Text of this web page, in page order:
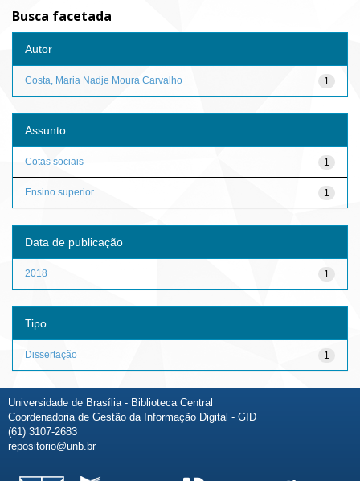
Busca facetada
Autor
1
Costa, Maria Nadje Moura Carvalho
Assunto
1
Cotas sociais
1
Ensino superior
Data de publicação
1
2018
Tipo
1
Dissertação
Universidade de Brasília - Biblioteca Central
Coordenadoria de Gestão da Informação Digital - GID
(61) 3107-2683
repositorio@unb.br